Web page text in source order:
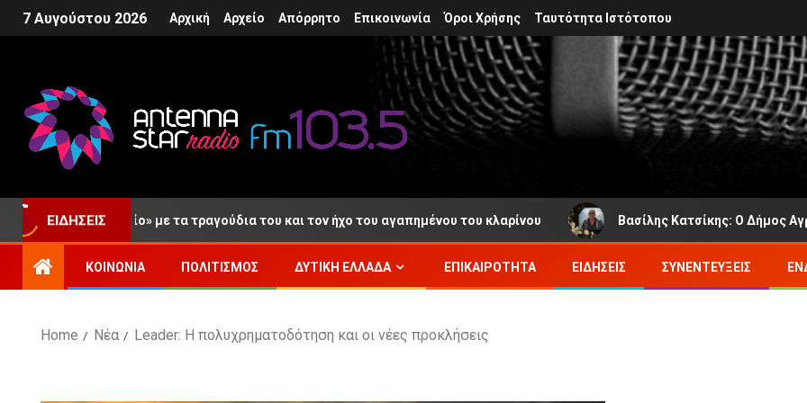
7 Αυγούστου 2026 Αρχική Αρχείο Απόρρητο Επικοινωνία Όροι Χρήσης Ταυτότητα Ιστότοπου
ΕΙΔΉΣΕΙΣ
«αντίο» με τα τραγούδια του και τον ήχο του αγαπημένου του κλαρίνου Βασίλης Κατσίκης: Ο Δήμος Αγράφων
ΚΟΙΝΩΝΊΑ ΠΟΛΙΤΙΣΜΌΣ ΔΥΤΙΚΉ ΕΛΛΆΔΑ ΕΠΙΚΑΙΡΌΤΗΤΑ ΕΙΔΉΣΕΙΣ ΣΥΝΕΝΤΕΎΞΕΙΣ
Home Νέα Leader: Η πολυχρηματοδότηση και οι νέες προκλήσεις